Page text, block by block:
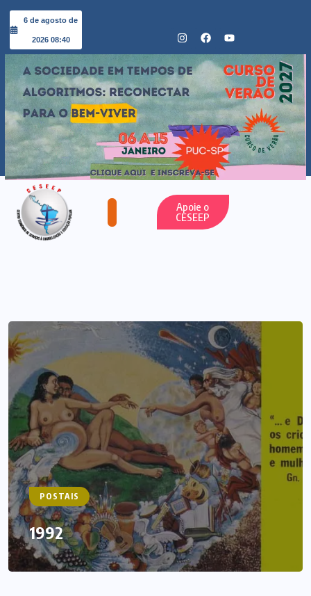
6 de agosto de
2026 08:40
Apoie o
CESEEP
POSTAIS
1992